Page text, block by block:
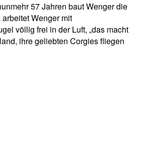
57 Jahren baut Wenger die
Wenger mit
völlig frei in der Luft, „das macht
ihre geliebten Corgies fliegen